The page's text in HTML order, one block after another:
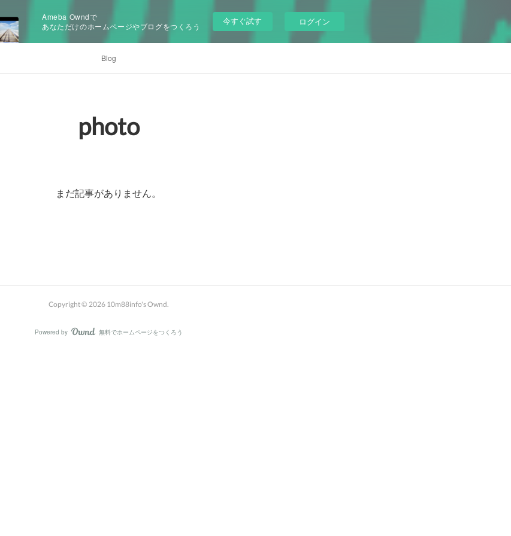
Ameba Owndで
あなただけのホームページやブログをつくろう
今すぐ試す ログイン
Blog
photo
まだ記事がありません。
Copyright © 2026 10m88info's Ownd.
Powered by AmebaOwnd
無料でホームページをつくろう